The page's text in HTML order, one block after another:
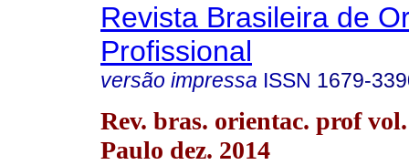
Revista Brasileira de
Profissional
versão impressa ISSN 1679-
Rev. bras. orientac. prof
Paulo dez. 2014